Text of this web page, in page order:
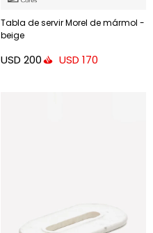
Tabla de servir Morel de mármol -
beige
USD 200 USD 170